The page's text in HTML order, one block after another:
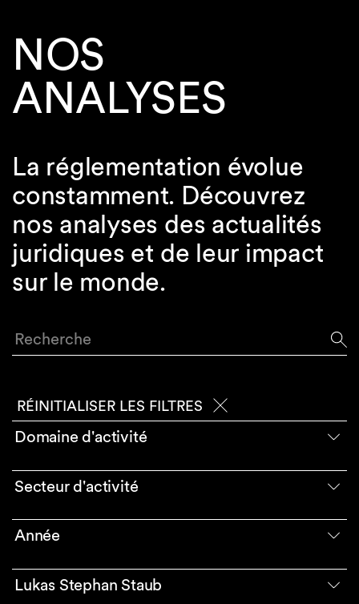
NOS
ANALYSES
La réglementation évolue
constamment. Découvrez
nos analyses des actualités
juridiques et de leur impact
sur le monde.
Recherche
RÉINITIALISER LES FILTRES
Domaine d'activité
Secteur d'activité
Année
Lukas Stephan Staub